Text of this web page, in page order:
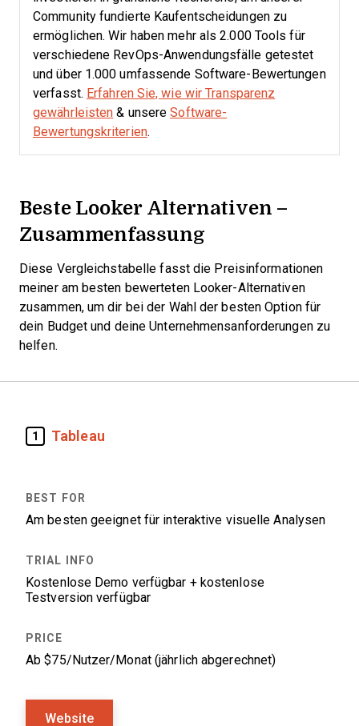
Community fundierte Kaufentscheidungen zu
ermöglichen. Wir haben mehr als 2.000 Tools für
verschiedene RevOps-Anwendungsfälle getestet
und über 1.000 umfassende Software-Bewertungen
verfasst. Erfahren Sie, wie wir Transparenz
gewährleisten & unsereSoftware-
Bewertungskriterien.
Beste Looker Alternativen –
Zusammenfassung
Diese Vergleichstabelle fasst die Preisinformationen
meiner am besten bewerteten Looker-Alternativen
zusammen, um dir bei der Wahl der besten Option für
dein Budget und deine Unternehmensanforderungen zu
helfen.
1 Tableau
Am besten geeignet für interaktive visuelle Analysen
Kostenlose Demo verfügbar + kostenlose
Testversion verfügbar
Ab $75/Nutzer/Monat (jährlich abgerechnet)
Website